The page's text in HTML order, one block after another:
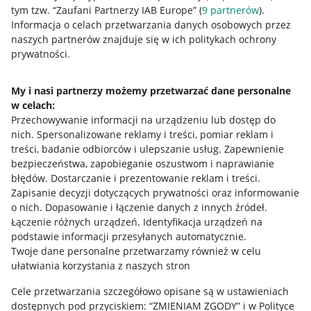
tym tzw. “Zaufani Partnerzy IAB Europe” (9 partnerów).
Informacja o celach przetwarzania danych osobowych przez
naszych partnerów znajduje się w ich politykach ochrony
prywatności.
My i nasi partnerzy możemy przetwarzać dane personalne
w celach:
Przechowywanie informacji na urządzeniu lub dostęp do
nich. Spersonalizowane reklamy i treści, pomiar reklam i
treści, badanie odbiorców i ulepszanie usług. Zapewnienie
bezpieczeństwa, zapobieganie oszustwom i naprawianie
błędów. Dostarczanie i prezentowanie reklam i treści.
Zapisanie decyzji dotyczących prywatności oraz informowanie
o nich. Dopasowanie i łączenie danych z innych źródeł.
Łączenie różnych urządzeń. Identyfikacja urządzeń na
podstawie informacji przesyłanych automatycznie.
Twoje dane personalne przetwarzamy również w celu
ułatwiania korzystania z naszych stron
Cele przetwarzania szczegółowo opisane są w ustawieniach
dostępnych pod przyciskiem: “ZMIENIAM ZGODY” i w Polityce
Przydatne informacje
Jak to działa
Allegro Gadane dla sprzedających
Allegro Gadane dla kupujących
Mapa miejscowości
Informacje prawne
Regulamin
Polityka plików "cookies"
Ustawienia plików "cookies"
Udostępnianie lokalizacji